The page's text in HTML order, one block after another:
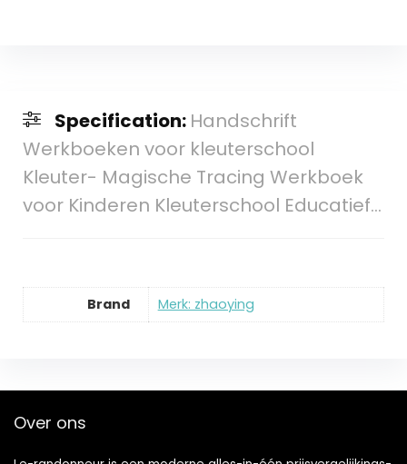
Specification: Handschrift
Werkboeken voor kleuterschool
Kleuter- Magische Tracing Werkboek
voor Kinderen Kleuterschool Educatief…
Brand Merk: zhaoying
Over ons